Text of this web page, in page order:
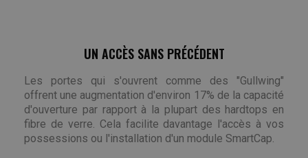
UN ACCÈS SANS PRÉCÉDENT
Les portes qui s'ouvrent comme des "Gullwing"
offrent une augmentation d'environ 17% de la capacité
d'ouverture par rapport à la plupart des hardtops en
fibre de verre. Cela facilite davantage l'accès à vos
possessions ou l'installation d'un module SmartCap.